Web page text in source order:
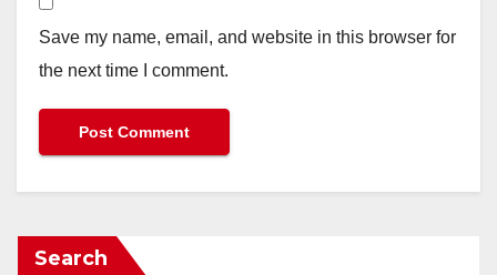
Save my name, email, and website in this browser for
the next time I comment.
Search